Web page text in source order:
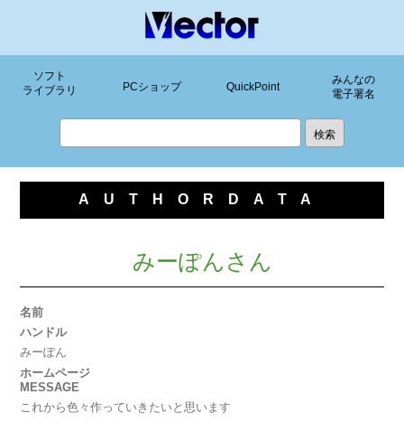
ソフト
ライブラリ
PCショップ QuickPoint
みんなの
電子署名
AUTHORDATA
みーぽんさん
名前
ハンドル
みーぽん
ホームページ
MESSAGE
これから色々作っていきたいと思います